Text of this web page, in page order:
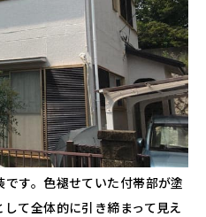
す。色褪せていた付帯部が塗
て全体的に引き締まって見え